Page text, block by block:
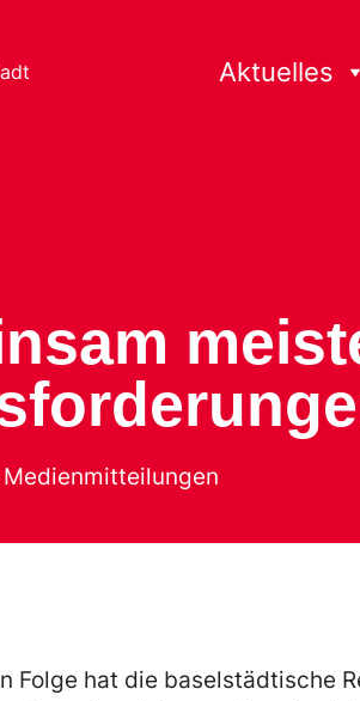
Aktuelles
Medienmitteilungen
Folge hat die baselstädtische